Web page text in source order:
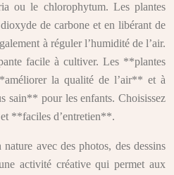
ou le chlorophytum. Les plantes
de carbone et en libérant de
à réguler l’humidité de l’air.
facile à cultiver. Les **plantes
la qualité de l’air** et à
sain** pour les enfants. Choisissez
**faciles d’entretien**.
avec des photos, des dessins
activité créative qui permet aux